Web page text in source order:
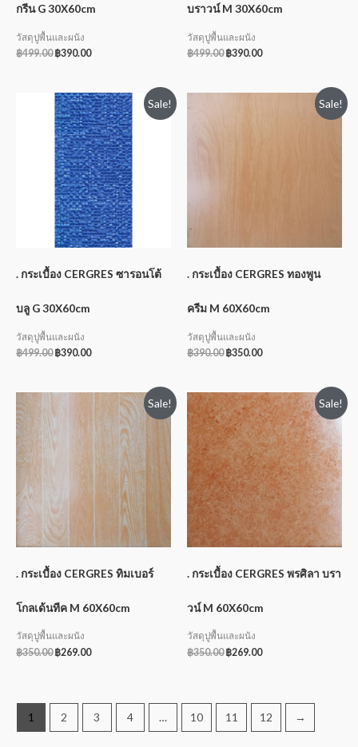
กรีน G 30X60cm
วัสดุปูพื้นและผนัง
฿499.00 ฿390.00
บราวน์ M 30X60cm
วัสดุปูพื้นและผนัง
฿499.00 ฿390.00
Sale!
. กระเบื้อง CERGRES ซารอนโต้
บลู G 30X60cm
วัสดุปูพื้นและผนัง
฿499.00 ฿390.00
Sale!
. กระเบื้อง CERGRES ทองพูน
ครีม M 60X60cm
วัสดุปูพื้นและผนัง
฿390.00 ฿350.00
Sale!
. กระเบื้อง CERGRES ทิมเบอร์
โกลเด้นทีค M 60X60cm
วัสดุปูพื้นและผนัง
฿350.00 ฿269.00
Sale!
. กระเบื้อง CERGRES พรศิลา บรา
วน์ M 60X60cm
วัสดุปูพื้นและผนัง
฿350.00 ฿269.00
1 2 3 4 … 10 11 12 →